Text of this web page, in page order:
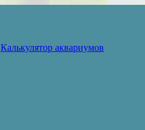
Калькулятор аквариумов